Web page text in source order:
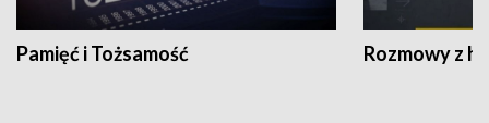
Pamięć i Tożsamość Rozmowy z